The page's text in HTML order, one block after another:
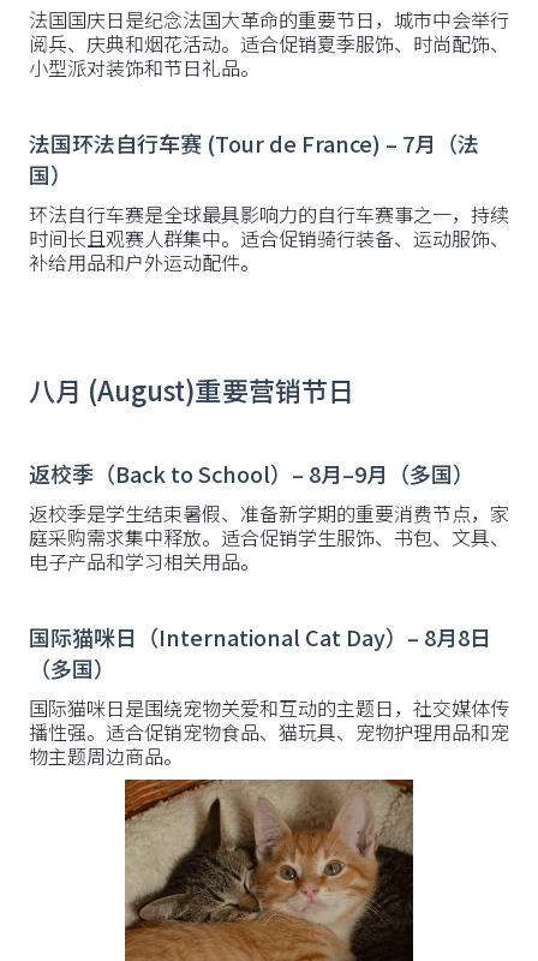
法国国庆日是纪念法国大革命的重要节日，城市中会举行
阅兵、庆典和烟花活动。适合促销夏季服饰、时尚配饰、
小型派对装饰和节日礼品。
法国环法自行车赛 (Tour de France) – 7月（法
国）
环法自行车赛是全球最具影响力的自行车赛事之一，持续
时间长且观赛人群集中。适合促销骑行装备、运动服饰、
补给用品和户外运动配件。
八月 (August)重要营销节日
返校季（Back to School）– 8月–9月（多国）
返校季是学生结束暑假、准备新学期的重要消费节点，家
庭采购需求集中释放。适合促销学生服饰、书包、文具、
电子产品和学习相关用品。
国际猫咪日（International Cat Day）– 8月8日
（多国）
国际猫咪日是围绕宠物关爱和互动的主题日，社交媒体传
播性强。适合促销宠物食品、猫玩具、宠物护理用品和宠
物主题周边商品。